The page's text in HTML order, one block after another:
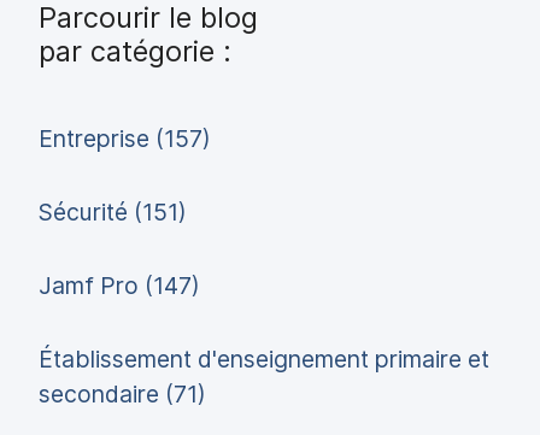
Parcourir le blog
par catégorie :
Entreprise (157)
Sécurité (151)
Jamf Pro (147)
Établissement d'enseignement primaire et
secondaire (71)